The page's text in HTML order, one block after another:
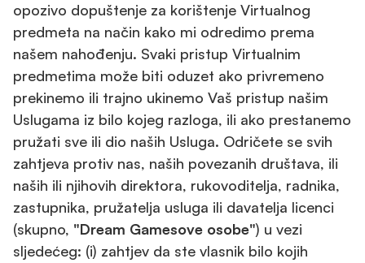
opozivo dopuštenje za korištenje Virtualnog
predmeta na način kako mi odredimo prema
našem nahođenju. Svaki pristup Virtualnim
predmetima može biti oduzet ako privremeno
prekinemo ili trajno ukinemo Vaš pristup našim
Uslugama iz bilo kojeg razloga, ili ako prestanemo
pružati sve ili dio naših Usluga. Odričete se svih
zahtjeva protiv nas, naših povezanih društava, ili
naših ili njihovih direktora, rukovoditelja, radnika,
zastupnika, pružatelja usluga ili davatelja licenci
(skupno, "Dream Gamesove osobe") u vezi
sljedećeg: (i) zahtjev da ste vlasnik bilo kojih